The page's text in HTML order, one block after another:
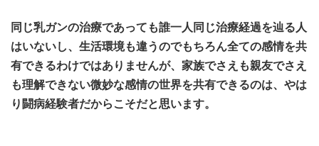
同じ乳ガンの治療であっても誰一人同じ治療経過を辿る人
はいないし、生活環境も違うのでもちろん全ての感情を共
有できるわけではありませんが、家族でさえも親友でさえ
も理解できない微妙な感情の世界を共有できるのは、やは
り闘病経験者だからこそだと思います。